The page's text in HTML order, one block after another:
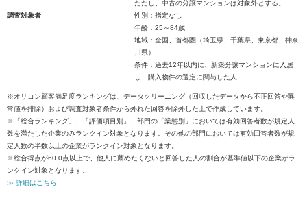
ただし、中古の分譲マンションは対象外とする。
調査対象者
性別：指定なし
年齢：25～84歳
地域：全国、首都圏（埼玉県、千葉県、東京都、神奈
川県）
条件：過去12年以内に、新築分譲マンションに入居
し、購入物件の選定に関与した人
※オリコン顧客満足度ランキングは、データクリーニング（回収したデータから不正回答や異
常値を排除）および調査対象者条件から外れた回答を除外した上で作成しています。
※「総合ランキング」、「評価項目別」、部門の「業態別」においては有効回答者数が規定人
数を満たした企業のみランクイン対象となります。その他の部門においては有効回答者数が規
定人数の半数以上の企業がランクイン対象となります。
※総合得点が60.0点以上で、他人に薦めたくないと回答した人の割合が基準値以下の企業がラ
ンクイン対象となります。
≫ 詳細はこちら